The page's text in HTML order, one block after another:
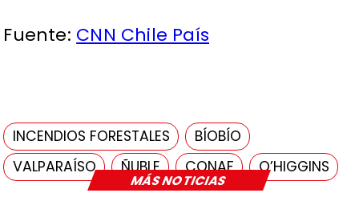
MÁS NOTICIAS
Fuente: CNN Chile País
INCENDIOS FORESTALES
BÍOBÍO
VALPARAÍSO
ÑUBLE CONAF O’HIGGINS